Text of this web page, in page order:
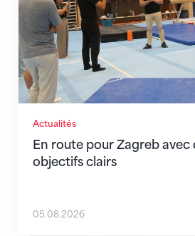
Actualités
En route pour Zagreb avec
objectifs clairs
05.08.2026